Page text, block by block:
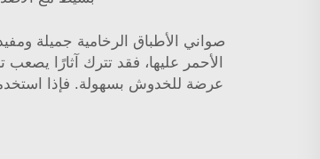
صواني الأطباق الرخامية جميلة
الأحمر عليها، فقد تترك آثارًا
عرضة للخدوش بسهولة. فإذا